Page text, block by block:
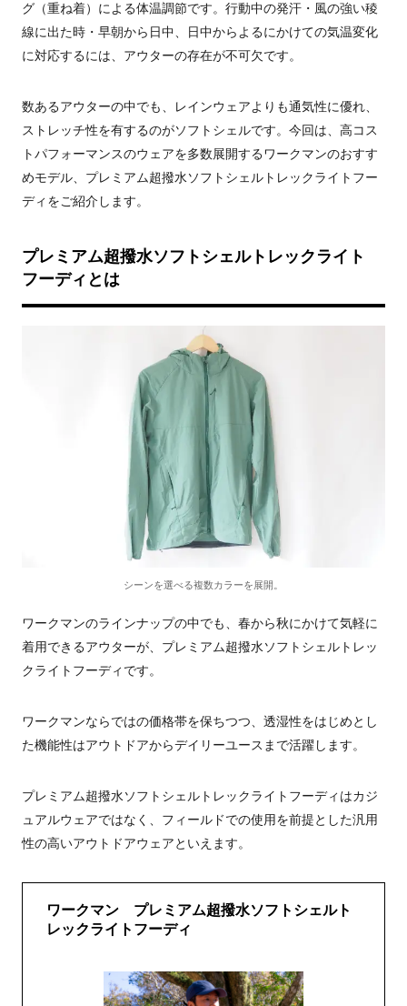
グ（重ね着）による体温調節です。行動中の発汗・風の強い稜
線に出た時・早朝から日中、日中からよるにかけての気温変化
に対応するには、アウターの存在が不可欠です。
数あるアウターの中でも、レインウェアよりも通気性に優れ、
ストレッチ性を有するのがソフトシェルです。今回は、高コス
トパフォーマンスのウェアを多数展開するワークマンのおすす
めモデル、プレミアム超撥水ソフトシェルトレックライトフー
ディをご紹介します。
プレミアム超撥水ソフトシェルトレックライト
フーディとは
シーンを選べる複数カラーを展開。
ワークマンのラインナップの中でも、春から秋にかけて気軽に
着用できるアウターが、プレミアム超撥水ソフトシェルトレッ
クライトフーディです。
ワークマンならではの価格帯を保ちつつ、透湿性をはじめとし
た機能性はアウトドアからデイリーユースまで活躍します。
プレミアム超撥水ソフトシェルトレックライトフーディはカジ
ュアルウェアではなく、フィールドでの使用を前提とした汎用
性の高いアウトドアウェアといえます。
ワークマン プレミアム超撥水ソフトシェルト
レックライトフーディ